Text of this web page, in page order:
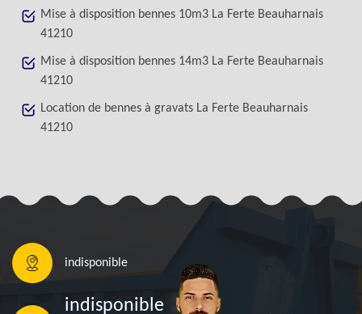
Mise à disposition bennes 10m3 La Ferte Beauharnais
41210
Mise à disposition bennes 14m3 La Ferte Beauharnais
41210
Location de bennes à gravats La Ferte Beauharnais
41210
indisponible
indisponible